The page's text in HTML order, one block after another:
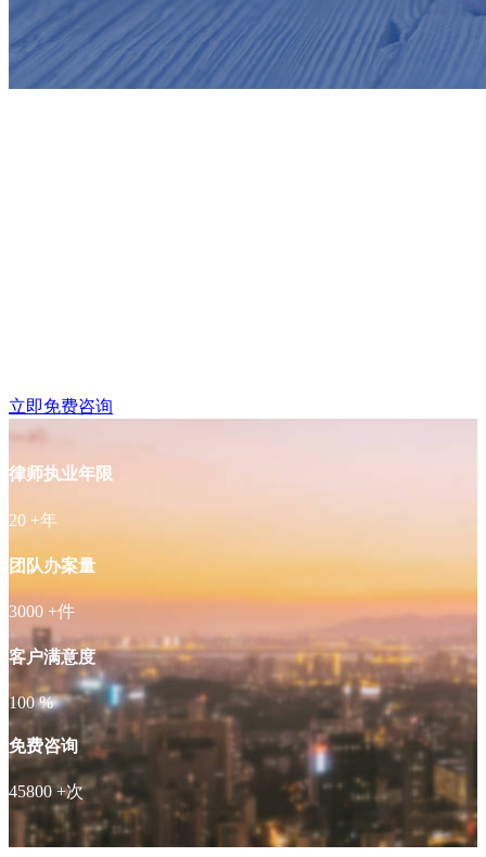
立即免费咨询
律师执业年限
20 +年
团队办案量
3000 +件
客户满意度
100 %
免费咨询
45800 +次